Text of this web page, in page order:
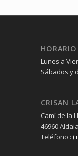
Lunes a
Sábados y
CRISAN
Camí de la
46960
Teléfono :